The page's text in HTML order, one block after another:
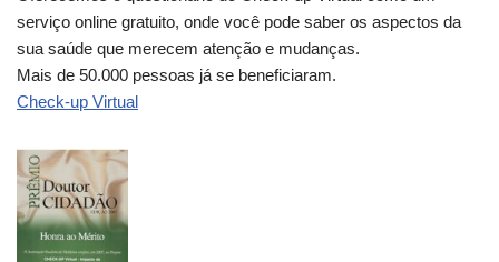
serviço online gratuito, onde você pode saber os aspectos da
sua saúde que merecem atenção e mudanças.
Mais de 50.000 pessoas já se beneficiaram.
Check-up Virtual